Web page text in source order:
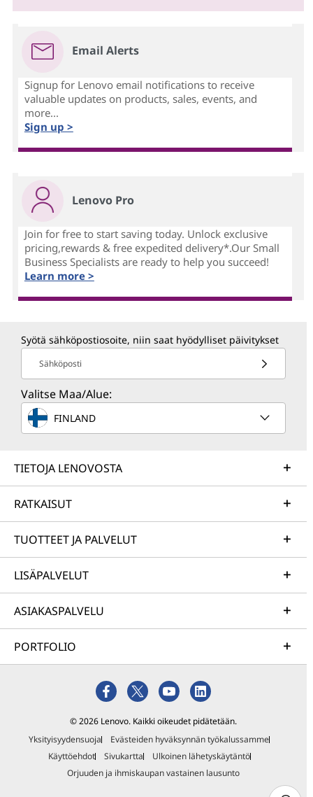
Email Alerts
Signup for Lenovo email notifications to receive
valuable updates on products, sales, events, and
more...
Sign up >
Lenovo Pro
Join for free to start saving today. Unlock exclusive
pricing,rewards & free expedited delivery*.Our Small
Business Specialists are ready to help you succeed!
Learn more >
Syötä sähköpostiosoite, niin saat hyödylliset päivitykset
Sähköposti
Valitse Maa/Alue:
FINLAND
TIETOJA LENOVOSTA
RATKAISUT
TUOTTEET JA PALVELUT
LISÄPALVELUT
ASIAKASPALVELU
PORTFOLIO
© 2026 Lenovo. Kaikki oikeudet pidätetään.
Yksityisyydensuoja
Evästeiden hyväksynnän työkalussamme
Käyttöehdot
Sivukartta
Ulkoinen lähetyskäytäntö
Orjuuden ja ihmiskaupan vastainen lausunto